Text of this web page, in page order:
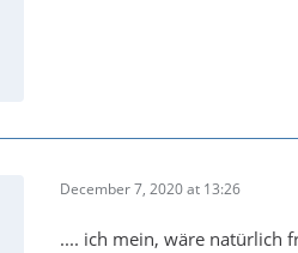
December 7, 2020 at 13:26
.... ich mein, wäre natürlich